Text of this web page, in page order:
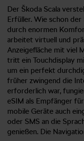
Der Škoda Scala
Erfüller. Wie schon
durch enormen
arbeitet virtuell und
Anzeigefläche mit viel
tritt ein Touchdisplay
um ein perfekt
früher zwingend die
erforderlich war,
eSIM als Empfänger
mobile Geräte auch
oder SMS an die
genießen. Die